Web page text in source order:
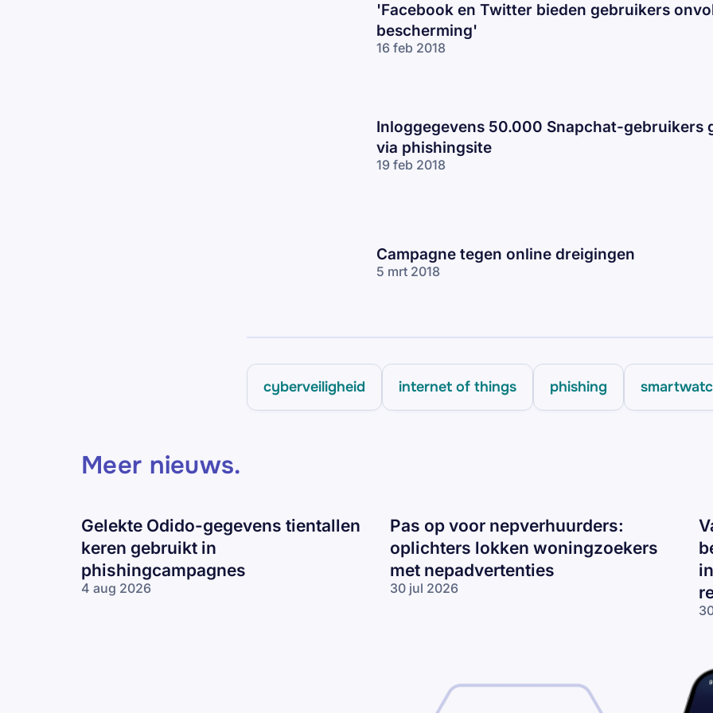
'Facebook en Twitter bieden gebruikers
bescherming'
16 feb 2018
Inloggegevens 50.000 Snapchat-gebruikers
via phishingsite
19 feb 2018
Campagne tegen online dreigingen
5 mrt 2018
cyberveiligheid internet of things phishing
Meer nieuws.
Gelekte Odido-gegevens tientallen
keren gebruikt in
phishingcampagnes
4 aug 2026
Pas op voor nepverhuurders:
oplichters lokken woningzoekers
met nepadvertenties
30 jul 2026
nepadvertenties